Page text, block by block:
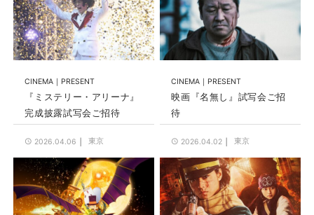
CINEMA PRESENT
『ミステリー・アリーナ』
完成披露試写会ご招待
2026.04.06 東京
CINEMA PRESENT
映画『名無し』試写会ご招
待
2026.04.02 東京